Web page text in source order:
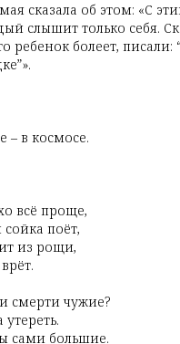
сказала об этом: «С
слышит только себя.
ребенок болеет,
– в космосе.
всё проще,
поёт,
из рощи,
смерти чужие?
сами большие.